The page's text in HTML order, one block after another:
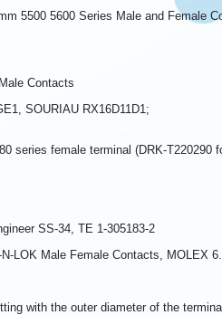
5500 5600 Series Male and Female
Contacts
SOURIAU RX16D11D1;
series female terminal (DRK-T220290
SS-34, TE 1-305183-2
LOK Male Female Contacts, MOLEX
with the outer diameter of the